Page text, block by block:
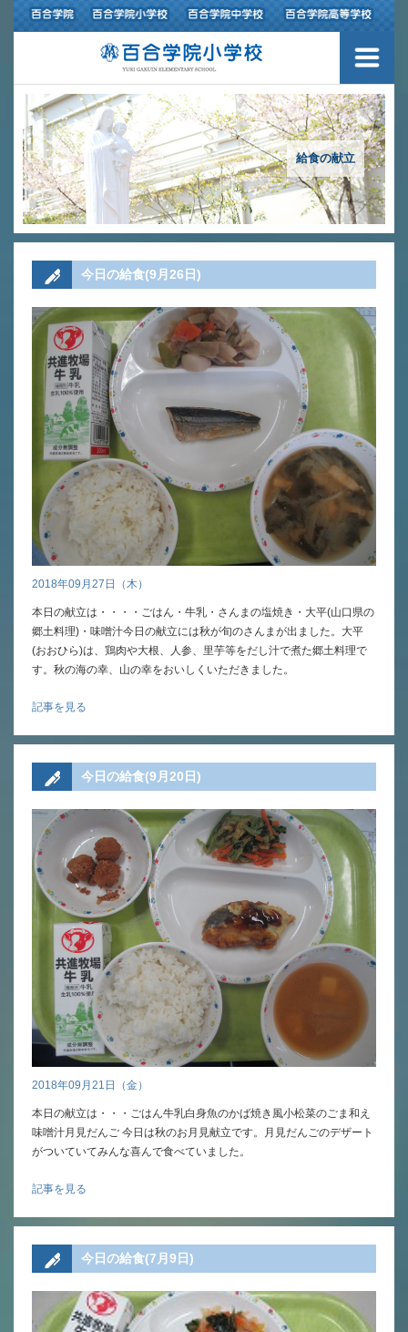
給食の献立
今日の給食(9月26日)
2018年09月27日（木）
本日の献立は・・・・ごはん・牛乳・さんまの塩焼き・大平(山口県の
郷土料理)・味噌汁今日の献立には秋が旬のさんまが出ました。大平
(おおひら)は、鶏肉や大根、人参、里芋等をだし汁で煮た郷土料理で
す。秋の海の幸、山の幸をおいしくいただきました。
記事を見る
今日の給食(9月20日)
2018年09月21日（金）
本日の献立は・・・ごはん牛乳白身魚のかば焼き風小松菜のごま和え
味噌汁月見だんご 今日は秋のお月見献立です。月見だんごのデザート
がついていてみんな喜んで食べていました。
記事を見る
今日の給食(7月9日)
３つの豊かさ・沿革
施設紹介
アクセスマップ
制服紹介
スクールバス運行
授業の特色
教育の特色
英語力の向上
体育と食育
クラブ活動
百合学院小学校の一日
学校図書館
許可証
年間行事
行事紹介
校外学習・宿泊行事
新入生募集要項
入学金・学費
優遇制度
転編入試験について
保護者の声・入試関連よくある質問
安全・防災教育